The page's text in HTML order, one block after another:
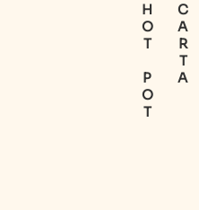
HOT POT CARTA